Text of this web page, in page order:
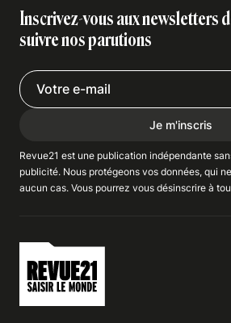
Inscrivez-vous aux newsletters
suivre nos parutions
Je m'inscris
Revue21 est une publication indépendante
publicité. Nous protégeons vos données, qui
aucun cas. Vous pourrez vous désinscrire à